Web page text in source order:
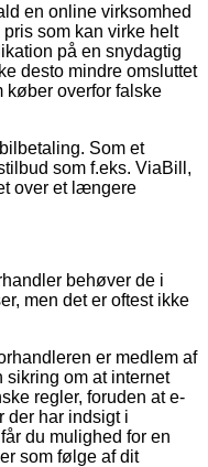
en online virksomhed
som kan virke helt
på en snydagtig
desto mindre omsluttet
køber overfor falske
Som et
som f.eks. ViaBill,
over et længere
behøver de i
men det er oftest ikke
er medlem af
om at internet
regler, foruden at e-
der har indsigt i
du mulighed for en
som følge af dit